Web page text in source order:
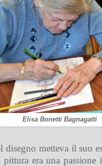
Elisa Bonetti Bagnagatti
disegno metteva il suo
era una passione